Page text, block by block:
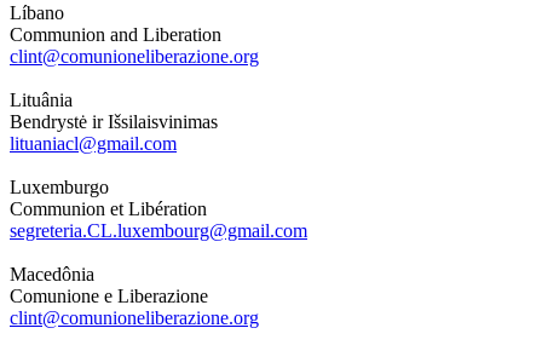
Líbano
Communion and Liberation
clint@comunioneliberazione.org
Lituânia
Bendrystė ir Išsilaisvinimas
lituaniacl@gmail.com
Luxemburgo
Communion et Libération
segreteria.CL.luxembourg@gmail.com
Macedônia
Comunione e Liberazione
clint@comunioneliberazione.org